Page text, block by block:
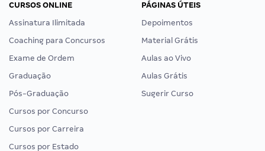
CURSOS ONLINE
Assinatura Ilimitada
Coaching para Concursos
Exame de Ordem
Graduação
Pós-Graduação
Cursos por Concurso
Cursos por Carreira
Cursos por Estado
PÁGINAS ÚTEIS
Depoimentos
Material Grátis
Aulas ao Vivo
Aulas Grátis
Sugerir Curso